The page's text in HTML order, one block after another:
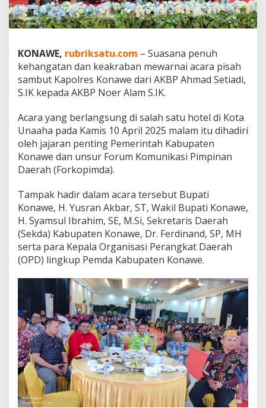
a
w
e
o
l
i
d
I
i
n
g
i
T
r
s
i
s
i
K
e
p
m
i
m
p
i
n
a
n
P
o
r
KONAWE, rubriksatu.com – Suasana penuh
kehangatan dan keakraban mewarnai acara pisah
sambut Kapolres Konawe dari AKBP Ahmad Setiadi,
S.IK kepada AKBP Noer Alam S.IK.
Acara yang berlangsung di salah satu hotel di Kota
Unaaha pada Kamis 10 April 2025 malam itu dihadiri
oleh jajaran penting Pemerintah Kabupaten
Konawe dan unsur Forum Komunikasi Pimpinan
Daerah (Forkopimda).
Tampak hadir dalam acara tersebut Bupati
Konawe, H. Yusran Akbar, ST, Wakil Bupati Konawe,
H. Syamsul Ibrahim, SE, M.Si, Sekretaris Daerah
(Sekda) Kabupaten Konawe, Dr. Ferdinand, SP, MH
serta para Kepala Organisasi Perangkat Daerah
(OPD) lingkup Pemda Kabupaten Konawe.